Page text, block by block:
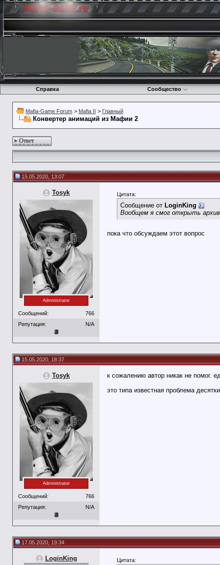
Справка Сообщество
Mafia-Game Forum > Mafia II > Главный
Конвертер анимаций из Мафии 2
Ответ
15.05.2020, 13:07
Tosyk
Administrator
Сообщений:
766
Репутация:
N/A
Цитата:
Сообщение от LoginKing
Вообщем я смог открыть
пока что обсуждаем этот вопрос
15.05.2020, 18:37
Tosyk
Administrator
Сообщений:
766
Репутация:
N/A
к сожалению автор никак не помог.
это типа известная проблема
17.05.2020, 19:34
LoginKing Цитата: